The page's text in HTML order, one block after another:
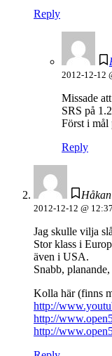
Reply
2012-12-12
Missade
SRS på
Först i mål
Reply
2012-12-12 @ 12:37
Jag skulle vilja
Stor klass i
även i USA.
Snabb,
Kolla här (finns
http://
http://
http://